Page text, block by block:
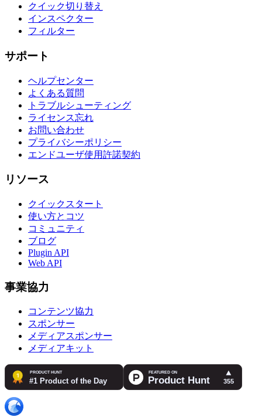
クイック切り替え
インスペクター
フィルター
サポート
ヘルプセンター
よくある質問
トラブルシューティング
ライセンス忘れ
お問い合わせ
プライバシーポリシー
エンドユーザ使用許諾契約
リソース
クイックスタート
使い方とコツ
コミュニティ
ブログ
Plugin API
Web API
事業協力
コンテンツ協力
スポンサー
メディアスポンサー
メディアキット